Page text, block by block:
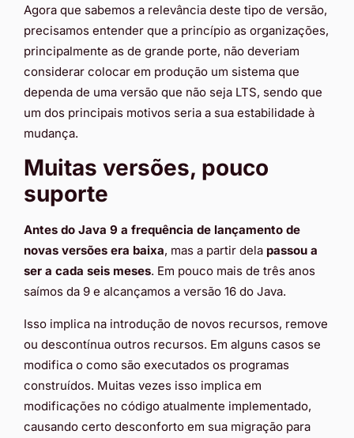
Agora que sabemos a relevância deste tipo de versão,
precisamos entender que a princípio as organizações,
principalmente as de grande porte, não deveriam
considerar colocar em produção um sistema que
dependa de uma versão que não seja LTS, sendo que
um dos principais motivos seria a sua estabilidade à
mudança.
Muitas versões, pouco
suporte
Antes do Java 9 a frequência de lançamento de
novas versões era baixa, mas a partir dela passou a
ser a cada seis meses. Em pouco mais de três anos
saímos da 9 e alcançamos a versão 16 do Java.
Isso implica na introdução de novos recursos, remove
ou descontínua outros recursos. Em alguns casos se
modifica o como são executados os programas
construídos. Muitas vezes isso implica em
modificações no código atualmente implementado,
causando certo desconforto em sua migração para